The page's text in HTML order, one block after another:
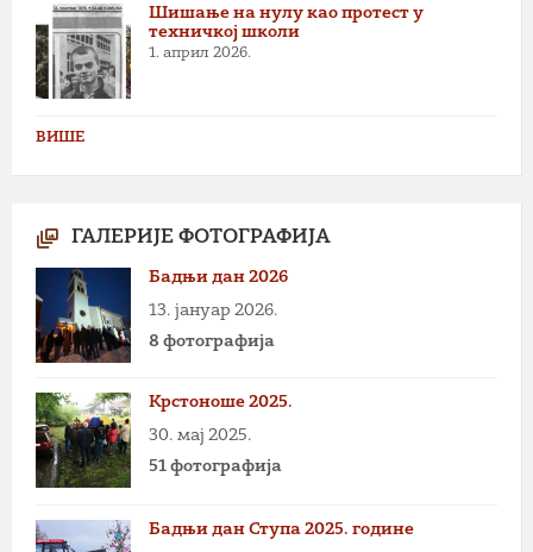
Шишање на нулу као протест у
техничкој школи
1. април 2026.
ВИШЕ
ГАЛЕРИЈЕ ФОТОГРАФИЈА
Бадњи дан 2026
13. јануар 2026.
8 фотографија
Крстоноше 2025.
30. мај 2025.
51 фотографија
Бадњи дан Ступа 2025. године